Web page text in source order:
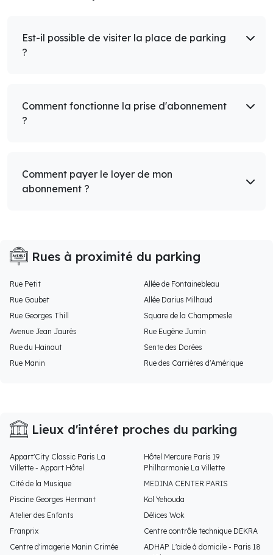
Est-il possible de visiter la place de parking
?
Comment fonctionne la prise d'abonnement
?
Comment payer le loyer de mon
abonnement ?
Rues à proximité du parking
Rue Petit
Allée de Fontainebleau
Rue Goubet
Allée Darius Milhaud
Rue Georges Thill
Square de la Champmesle
Avenue Jean Jaurès
Rue Eugène Jumin
Rue du Hainaut
Sente des Dorées
Rue Manin
Rue des Carrières d'Amérique
Lieux d'intéret proches du parking
Appart'City Classic Paris La
Villette - Appart Hôtel
Hôtel Mercure Paris 19
Philharmonie La Villette
Cité de la Musique
MEDINA CENTER PARIS
Piscine Georges Hermant
Kol Yehouda
Atelier des Enfants
Délices Wok
Franprix
Centre contrôle technique DEKRA
Centre d'imagerie Manin Crimée
ADHAP L'aide à domicile - Paris 18